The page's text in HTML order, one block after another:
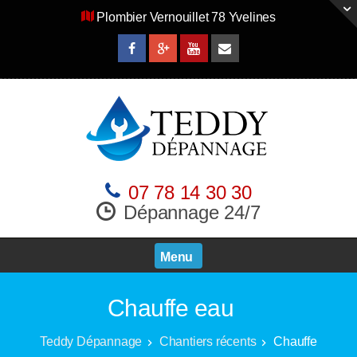
Plombier Vernouillet 78 Yvelines
07 78 14 30 30
Dépannage 24/7
Menu
Chauffe eau
Teddy Dépannage Chantiers récents
Chauffe